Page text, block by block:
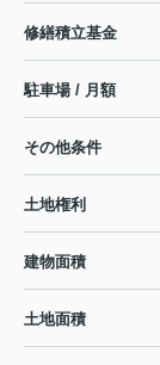
修繕積立基金
駐車場 / 月額
その他条件
土地権利
建物面積
土地面積